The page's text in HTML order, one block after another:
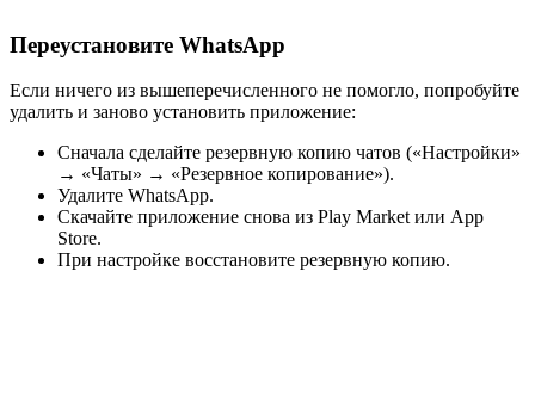
Переустановите WhatsApp
Если ничего из вышеперечисленного не помогло, попробуйте
удалить и заново установить приложение:
Сначала сделайте резервную копию чатов («Настройки»
→ «Чаты» → «Резервное копирование»).
Удалите WhatsApp.
Скачайте приложение снова из Play Market или App
Store.
При настройке восстановите резервную копию.